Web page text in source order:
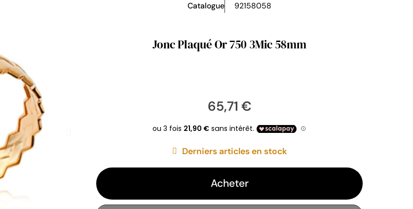
Catalogue 92158058
Jonc Plaqué Or 750 3Mic 58mm
65,71 €
Derniers articles en stock
Acheter